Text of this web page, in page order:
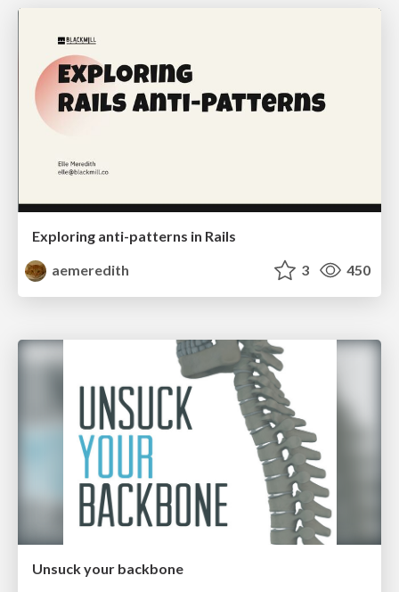
Exploring anti-patterns in Rails
aemeredith
3 450
Unsuck your backbone